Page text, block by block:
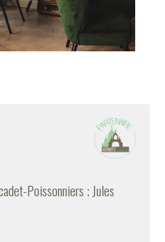
Poissonniers ; Jules